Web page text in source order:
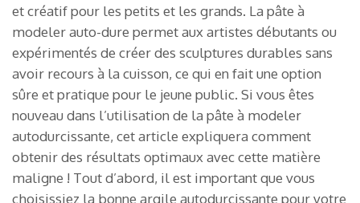
et créatif pour les petits et les grands. La pâte à
modeler auto-dure permet aux artistes débutants ou
expérimentés de créer des sculptures durables sans
avoir recours à la cuisson, ce qui en fait une option
sûre et pratique pour le jeune public. Si vous êtes
nouveau dans l’utilisation de la pâte à modeler
autodurcissante, cet article expliquera comment
obtenir des résultats optimaux avec cette matière
maligne ! Tout d’abord, il est important que vous
choisissiez la bonne argile autodurcissante pour votre